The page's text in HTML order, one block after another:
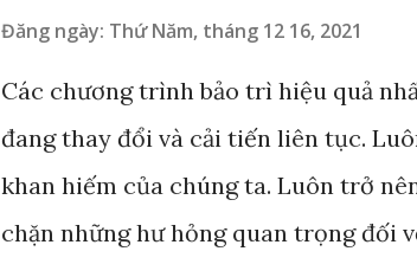
bảo trì thứ 4 --- Nội dung chương
mang tới cho các nhà máy sản xuất
Đăng ngày: Thứ Năm, tháng 12 16, 2021
Các chương trình bảo trì hiệu quả
đang thay đổi và cải tiến liên tục.
khan hiếm của chúng ta. Luôn trở
chặn những hư hỏng quan trọng đối